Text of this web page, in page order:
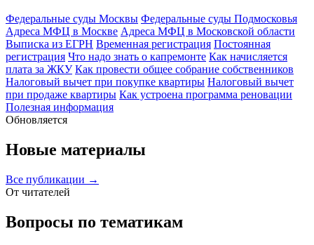
Федеральные суды Москвы Федеральные суды Подмосковья
Адреса МФЦ в Москве Адреса МФЦ в Московской области
Выписка из ЕГРН Временная регистрация Постоянная
регистрация Что надо знать о капремонте Как начисляется
плата за ЖКУ Как провести общее собрание собственников
Налоговый вычет при покупке квартиры Налоговый вычет
при продаже квартиры Как устроена программа реновации
Полезная информация
Обновляется
Новые материалы
Все публикации →
От читателей
Вопросы по тематикам